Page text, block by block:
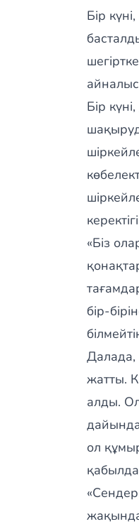
Бір
Бір
«Біз
бір-
Далада,
жатты.
алды.
ол